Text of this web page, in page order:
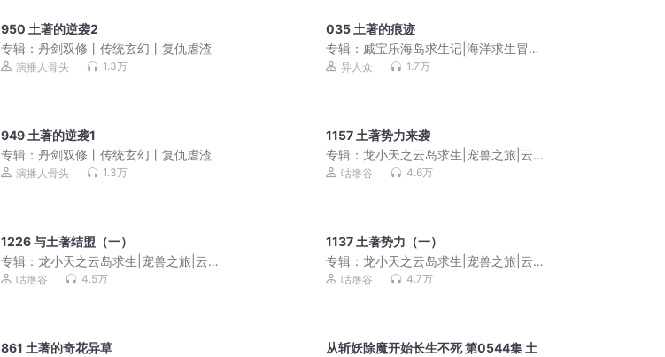
950 土著的逆袭2
专辑：丹剑双修丨传统玄幻丨复仇虐渣
演播人骨头 1.3万
035 土著的痕迹
专辑： 戚宝乐海岛求生记|海洋求生冒险|
人类文明|千面世界
异人众 1.7万
949 土著的逆袭1
专辑：丹剑双修丨传统玄幻丨复仇虐渣
演播人骨头 1.3万
1157 土著势力来袭
专辑：龙小天之云岛求生|宠兽之旅|云岛
冒险|积极努力
咕噜谷 4.6万
1226 与土著结盟（一）
专辑：龙小天之云岛求生|宠兽之旅|云岛
冒险|积极努力
咕噜谷 4.5万
1137 土著势力（一）
专辑：龙小天之云岛求生|宠兽之旅|云岛
冒险|积极努力
咕噜谷 4.7万
861 土著的奇花异草
从斩妖除魔开始长生不死 第0544集 土